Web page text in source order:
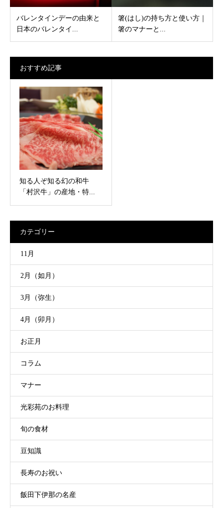
バレンタインデーの由来と
日本のバレンタイ...
箸(はし)の持ち方と使い方｜
箸のマナーと...
おすすめ記事
知る人ぞ知る幻の和牛
「村沢牛」の産地・特...
カテゴリー
11月
2月（如月）
3月（弥生）
4月（卯月）
お正月
コラム
マナー
光彩苑のお料理
旬の食材
豆知識
長寿のお祝い
飯田下伊那の名産